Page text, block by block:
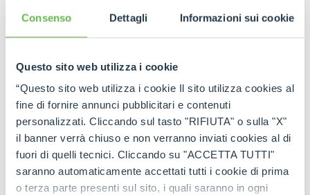
Consenso Dettagli Informazioni sui cookie
Questo sito web utilizza i cookie
“Questo sito web utilizza i cookie Il sito utilizza cookies al
fine di fornire annunci pubblicitari e contenuti
personalizzati. Cliccando sul tasto "RIFIUTA" o sulla "X"
il banner verrà chiuso e non verranno inviati cookies al di
fuori di quelli tecnici. Cliccando su "ACCETTA TUTTI"
saranno automaticamente accettati tutti i cookie di prima
o terza parte presenti sul sito, i quali saranno in ogni